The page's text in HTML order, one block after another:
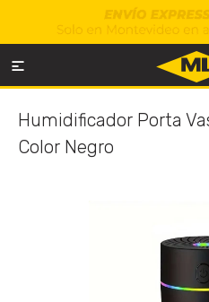

Humidificador Porta
Color Negro